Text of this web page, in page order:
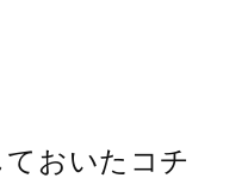
おいたコチ